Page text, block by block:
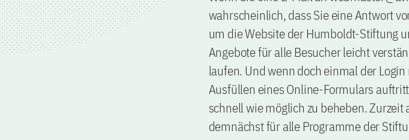
wahrscheinlich, dass Sie eine Antwort
um die Website der Humboldt-Stiftung
Angebote für alle Besucher leicht
laufen. Und wenn doch einmal der
Ausfüllen eines Online-Formulars
schnell wie möglich zu beheben.
demnächst für alle Programme der